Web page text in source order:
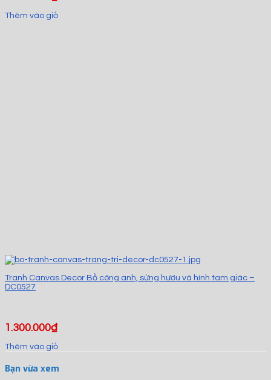
Thêm vào giỏ
Tranh Canvas Decor Bồ công anh, sừng hươu và hình tam giác –
DC0527
1.300.000₫
Thêm vào giỏ
Bạn vừa xem